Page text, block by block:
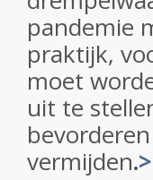
pandemie
praktijk,
moet
uit te
vermijden.